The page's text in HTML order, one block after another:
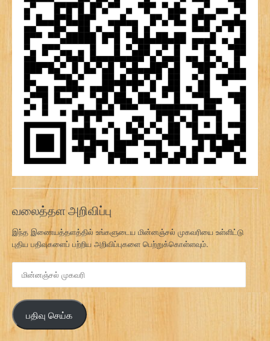
வலைத்தள அறிவிப்பு
இந்த இணையத்தளத்தில் உங்களுடைய மின்னஞ்சல் முகவரியை உள்ளிட்டு
புதிய பதிவுகளைப் பற்றிய அறிவிப்புகளை பெற்றுக்கொள்ளவும்.
ன
ஞ்
ச
ல்
பதிவு செய்க